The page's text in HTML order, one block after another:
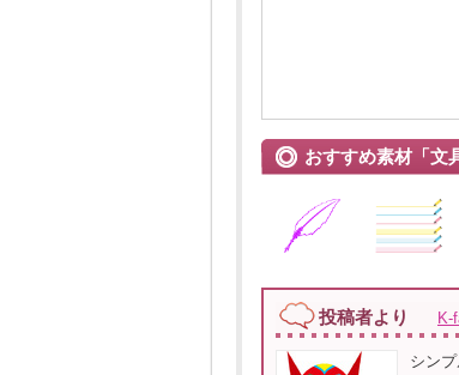
おすすめ素材「文
投稿者より K-
シン